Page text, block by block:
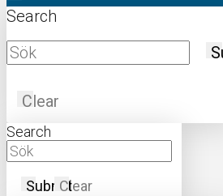
Search
Clear
Search
SubmitClear